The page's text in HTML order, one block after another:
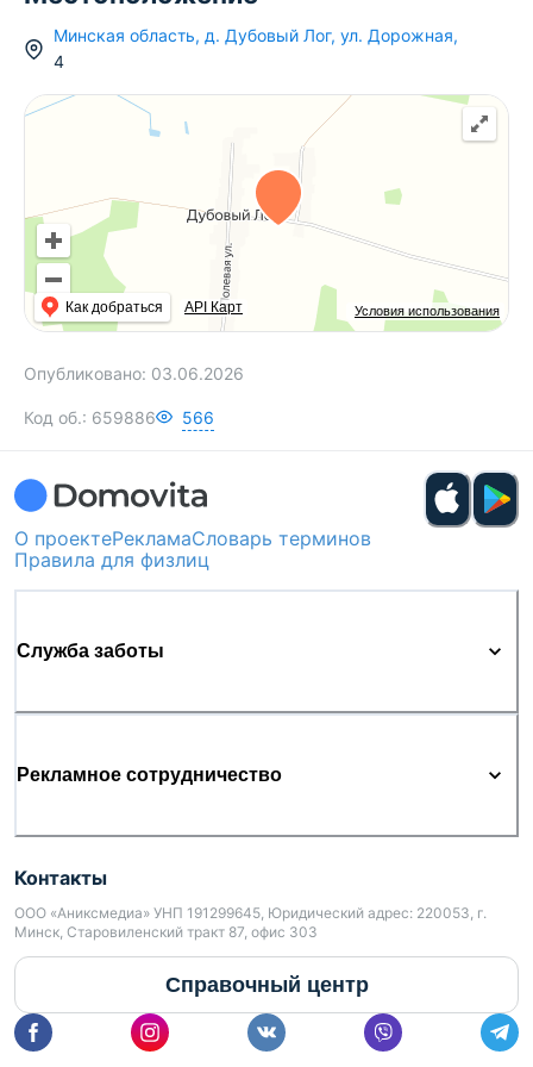
Минская область, д. Дубовый Лог, ул. Дорожная,
4
Условия использования
Как добраться API Карт
Опубликовано: 03.06.2026
Код об.: 659886 566
О проектеРекламаСловарь терминов
Правила для физлиц
Служба заботы
Рекламное сотрудничество
Контакты
ООО «Аниксмедиа» УНП 191299645, Юридический адрес: 220053, г.
Минск, Старовиленский тракт 87, офис 303
Справочный центр